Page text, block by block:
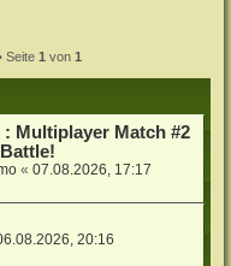
Seite 1 von 1
Multiplayer Match #2
«07.08.2026, 17:17
20:16